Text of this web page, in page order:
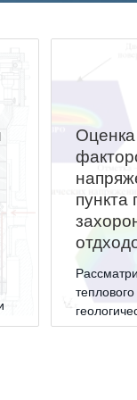
пункта
пункт